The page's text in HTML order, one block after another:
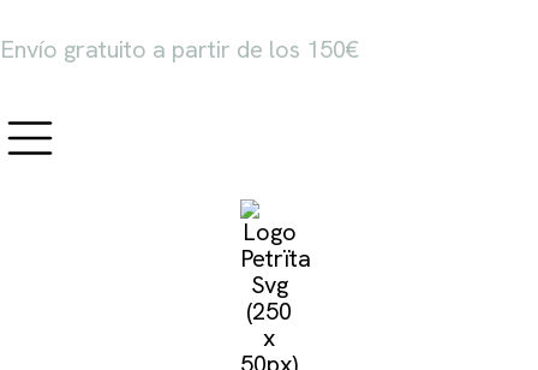
Envío gratuito a partir de los 150€